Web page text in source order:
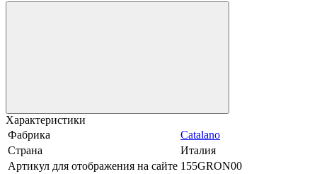
Характеристики
Фабрика
Catalano
Страна
Италия
Артикул для отображения на сайте 155GRON00